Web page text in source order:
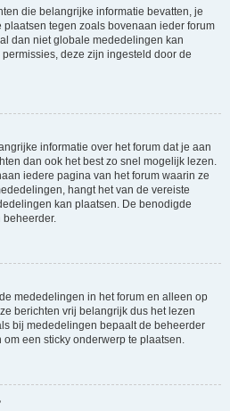
die belangrijke informatie bevatten, je
plaatsen tegen zoals bovenaan ieder forum
dan niet globale mededelingen kan
deze zijn ingesteld door de
informatie over het forum dat je aan
dan ook het best zo snel mogelijk lezen.
iedere pagina van het forum waarin ze
hangt het van de vereiste
kan plaatsen. De benodigde
beheerder.
mededelingen in het forum en alleen op
berichten vrij belangrijk dus het lezen
bij mededelingen bepaalt de beheerder
een sticky onderwerp te plaatsen.